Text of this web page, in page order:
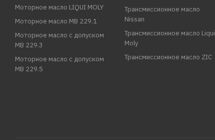
Моторное масло LIQUI MOLY
Моторное масло MB 229.1
Моторное масло с допуском
MB 229.3
Моторное масло с допуском
MB 229.5
Трансмиссионное масло
Nissan
Трансмиссионное масло Liqui
Moly
Трансмиссионное масло ZIC